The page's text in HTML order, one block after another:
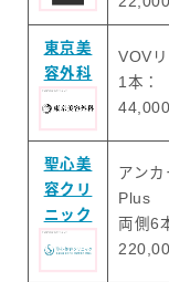
東京美
容外科
VOV
1本：
聖心美
容クリ
ニック
アンカ
Plus
両側6